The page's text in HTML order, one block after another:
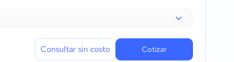
Consultar sin costo Cotizar